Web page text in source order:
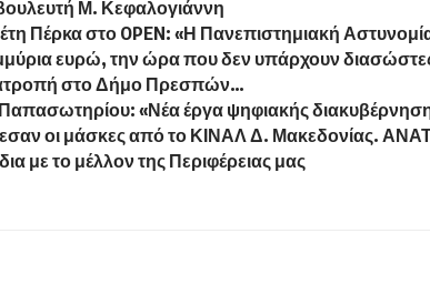
Μ. Κεφαλογιάννη
Πέρκα στο OPEN: «Η Πανεπιστημιακή
ευρώ, την ώρα που δεν υπάρχουν
στο Δήμο Πρεσπών…
«Νέα έργα ψηφιακής
οι μάσκες από το ΚΙΝΑΛ Δ. Μακεδονίας.
με το μέλλον της Περιφέρειας μας